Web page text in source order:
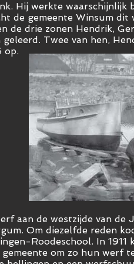
Hij werkte
de gemeente Winsum
de drie zonen Hendrik,
Twee van hen,
op.
aan de westzijde van
Om diezelfde reden
Roodeschool. In
om zo hun werf